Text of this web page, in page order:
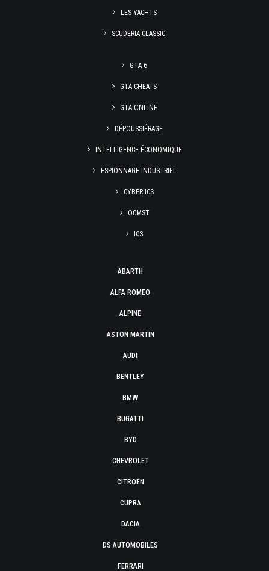
LES YACHTS
SCUDERIA CLASSIC
GTA 6
GTA CHEATS
GTA ONLINE
DÉPOUSSIÉRAGE
INTELLIGENCE ÉCONOMIQUE
ESPIONNAGE INDUSTRIEL
CYBER ICS
OCMST
ICS
ABARTH
ALFA ROMEO
ALPINE
ASTON MARTIN
AUDI
BENTLEY
BMW
BUGATTI
BYD
CHEVROLET
CITROËN
CUPRA
DACIA
DS AUTOMOBILES
FERRARI